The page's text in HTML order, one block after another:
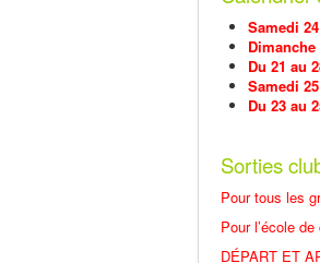
Samedi
Dimanche
Du 21 au
Samedi
Du 23 au
Sorties
Pour tous les
Pour l’école
DÉPART ET